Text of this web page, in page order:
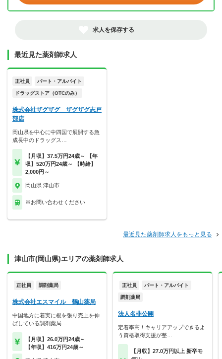
求人を保存する
最近見た薬剤師求人
正社員 パート・アルバイト
ドラッグストア（OTCのみ）
株式会社ザグザグ ザグザグ志戸
部店
岡山県を中心に中四国で展開する急
成長中のドラッグス…
【月収】37.5万円24歳～ 【年
収】520万円24歳～ 【時給】
2,000円～
岡山県 津山市
※お問い合わせください
最近見た薬剤師求人をもっと見る
津山市(岡山県)エリアの薬剤師求人
正社員 調剤薬局
株式会社エスマイル 鶴山薬局
中国地方に着実に根を張り売上を伸
ばしている調剤薬局…
【月収】26.0万円24歳～
【年収】416万円24歳～
正社員 パート・アルバイト
調剤薬局
法人名非公開
定着率高！キャリアアップできるよ
う資格取得支援が整…
【月収】27.0万円以上 新卒モ